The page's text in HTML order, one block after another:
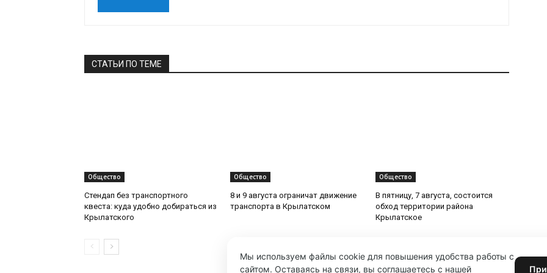
СТАТЬИ ПО ТЕМЕ
Общество
Стендап без транспортного
квеста: куда удобно добираться из
Крылатского
Общество
8 и 9 августа ограничат движение
транспорта в Крылатском
Общество
В пятницу, 7 августа, состоится
обход территории района
Крылатское
Мы используем файлы cookie для повышения удобства работы с
сайтом. Оставаясь на связи, вы соглашаетесь с нашей